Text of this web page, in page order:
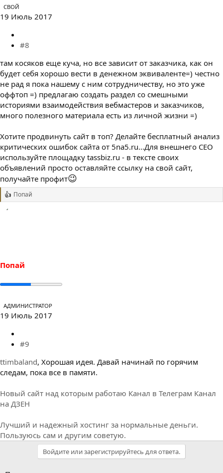
СВОЙ
19 Июль 2017
#8
там косяков еще куча, но все зависит от заказчика, как он
будет себя хорошо вести в денежном эквиваленте=) честно
не рад я пока нашему с ним сотрудничеству, но это уже
оффтоп =) предлагаю создать раздел со смешными
историями взаимодействия вебмастеров и заказчиков,
много полезного материала есть из личной жизни =)
Хотите продвинуть сайт в топ? Делайте бесплатный анализ
критических ошибок сайта от 5na5.ru...Для внешнего СЕО
используйте площадку tassbiz.ru - в тексте своих
объявлений просто оставляйте ссылку на свой сайт,
получайте профит😉
Р
Попай
Попай
АДМИНИСТРАТОР
19 Июль 2017
#9
ttimbaland, Хорошая идея. Давай начинай по горячим
следам, пока все в памяти.
Новый сайт над которым работаю Канал в Телеграм Канал
на ДЗЕН
Лучший и надежный хостинг за нормальные деньги.
Пользуюсь сам и другим советую.
Войдите или зарегистрируйтесь для ответа.